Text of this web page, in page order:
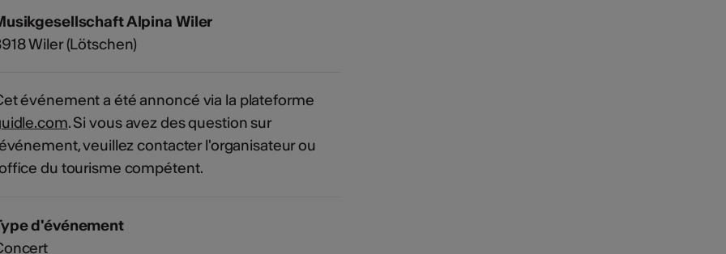
Alpina Wiler
Wiler (Lötschen)
événement a été annoncé via la plateforme
. Si vous avez des question sur
veuillez contacter l'organisateur ou
du tourisme compétent.
d'événement